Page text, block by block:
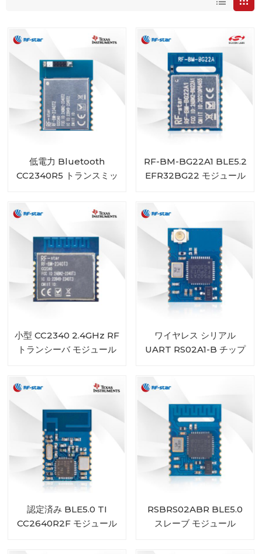
低電力 Bluetooth
CC2340R5 トランスミッ
RF-BM-BG22A1 BLE5.2
EFR32BG22 モジュール
小型 CC2340 2.4GHz RF
トランシーバ モジュール
ワイヤレス シリアル
UART RS02A1-B チップ
認定済み BLE5.0 TI
CC2640R2F モジュール
RSBRS02ABR BLE5.0
スレーブ モジュール